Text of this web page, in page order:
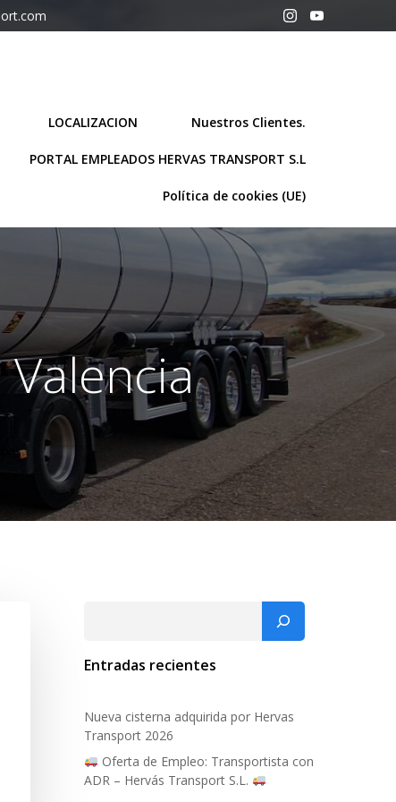
LOCALIZACION Nuestros Clientes.
PORTAL EMPLEADOS HERVAS TRANSPORT S.L
Política de cookies (UE)
Entradas recientes
Nueva cisterna adquirida por Hervas
Transport 2026
Oferta de Empleo: Transportista con
ADR – Hervás Transport S.L.